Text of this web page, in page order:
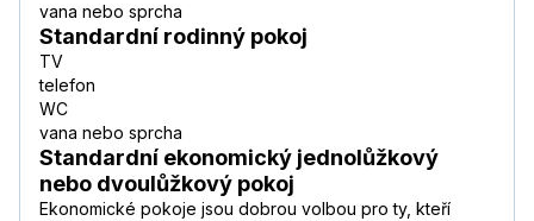
vana nebo sprcha
Standardní rodinný pokoj
TV
telefon
WC
vana nebo sprcha
Standardní ekonomický jednolůžkový
nebo dvoulůžkový pokoj
Ekonomické pokoje jsou dobrou volbou pro ty, kteří